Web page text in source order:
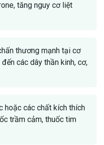
tăng nguy cơ liệt
thương mạnh tại cơ
các dây thần kinh, cơ,
hoặc các chất kích thích
trầm cảm, thuốc tim